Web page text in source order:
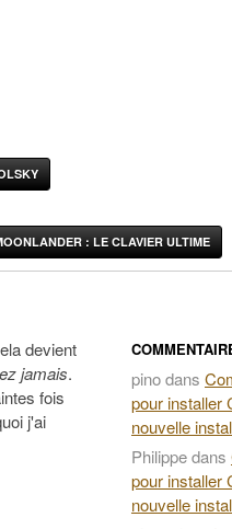
: LE CLAVIER ULTIME
devient
jamais.
fois
j'ai
pinodans
pour installer
nouvelle
Philippedans
pour installer
nouvelle